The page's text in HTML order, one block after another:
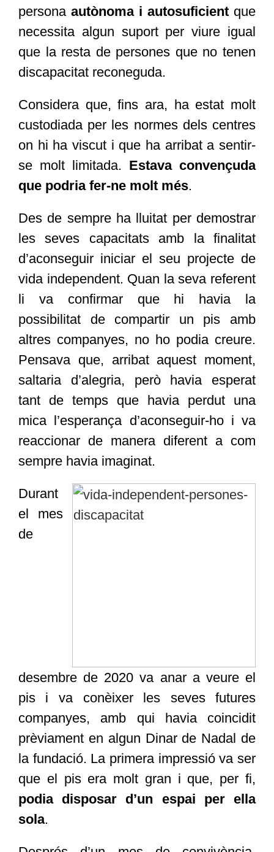
persona autònoma i autosuficient que
necessita algun suport per viure igual
que la resta de persones que no tenen
discapacitat reconeguda.
Considera que, fins ara, ha estat molt
custodiada per les normes dels centres
on hi ha viscut i que ha arribat a sentir-
se molt limitada. Estava convençuda
que podria fer-ne molt més.
Des de sempre ha lluitat per demostrar
les seves capacitats amb la finalitat
d’aconseguir iniciar el seu projecte de
vida independent. Quan la seva referent
li va confirmar que hi havia la
possibilitat de compartir un pis amb
altres companyes, no ho podia creure.
Pensava que, arribat aquest moment,
saltaria d’alegria, però havia esperat
tant de temps que havia perdut una
mica l’esperança d’aconseguir-ho i va
reaccionar de manera diferent a com
sempre havia imaginat.
Durant
el mes
de
desembre de 2020 va anar a veure el
pis i va conèixer les seves futures
companyes, amb qui havia coincidit
prèviament en algun Dinar de Nadal de
la fundació. La primera impressió va ser
que el pis era molt gran i que, per fi,
podia disposar d’un espai per ella
sola.